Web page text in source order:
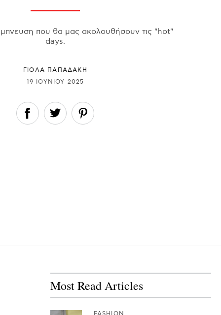
που θα μας ακολουθήσουν τις "hot"
days.
ΓΙΌΛΑ ΠΑΠΑΔΆΚΗ
19 ΙΟΥΝΊΟΥ 2025
Most Read Articles